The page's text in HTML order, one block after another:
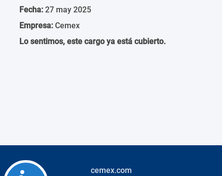
Fecha: 27 may 2025
Empresa: Cemex
Lo sentimos, este cargo ya está cubierto.
cemex.com